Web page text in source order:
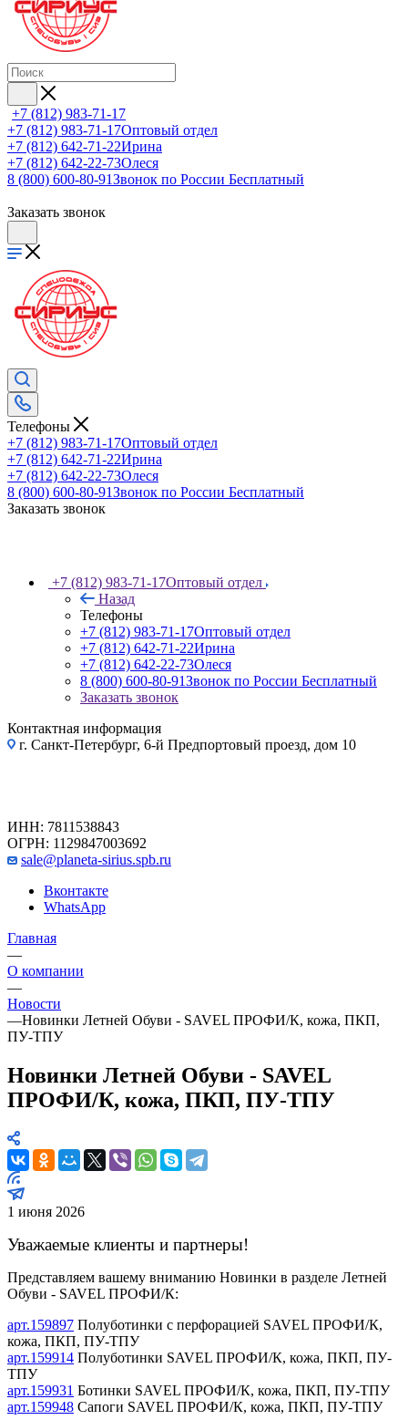
+7 (812) 983-71-17
+7 (812) 983-71-17Оптовый отдел
+7 (812) 642-71-22Ирина
+7 (812) 642-22-73Олеся
8 (800) 600-80-91Звонок по России Бесплатный
Заказать звонок
Телефоны
+7 (812) 983-71-17Оптовый отдел
+7 (812) 642-71-22Ирина
+7 (812) 642-22-73Олеся
8 (800) 600-80-91Звонок по России Бесплатный
Заказать звонок
+7 (812) 983-71-17Оптовый отдел
Назад
Телефоны
+7 (812) 983-71-17Оптовый отдел
+7 (812) 642-71-22Ирина
+7 (812) 642-22-73Олеся
8 (800) 600-80-91Звонок по России Бесплатный
Заказать звонок
Контактная информация
г. Санкт-Петербург, 6-й Предпортовый проезд, дом 10
ИНН: 7811538843
ОГРН: 1129847003692
sale@planeta-sirius.spb.ru
Вконтакте
WhatsApp
Главная
—
О компании
—
Новости
—Новинки Летней Обуви - SAVEL ПРОФИ/К, кожа, ПКП,
ПУ-ТПУ
Новинки Летней Обуви - SAVEL
ПРОФИ/К, кожа, ПКП, ПУ-ТПУ
1 июня 2026
Уважаемые клиенты и партнеры!
Представляем вашему вниманию Новинки в разделе Летней
Обуви - SAVEL ПРОФИ/К:
арт.159897 Полуботинки с перфорацией SAVEL ПРОФИ/К,
кожа, ПКП, ПУ-ТПУ
арт.159914 Полуботинки SAVEL ПРОФИ/К, кожа, ПКП, ПУ-
ТПУ
арт.159931 Ботинки SAVEL ПРОФИ/К, кожа, ПКП, ПУ-ТПУ
арт.159948 Сапоги SAVEL ПРОФИ/К, кожа, ПКП, ПУ-ТПУ